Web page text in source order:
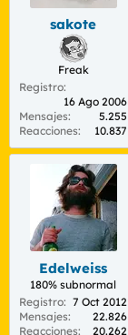
sakote
Freak
Registro
16 Ago 2006
Mensajes
5.255
Reacciones
10.837
Edelweiss
180% subnormal
Registro
7 Oct 2012
Mensajes
22.826
Reacciones
20.262